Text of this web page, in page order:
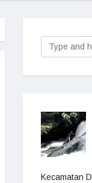
Kecamatan